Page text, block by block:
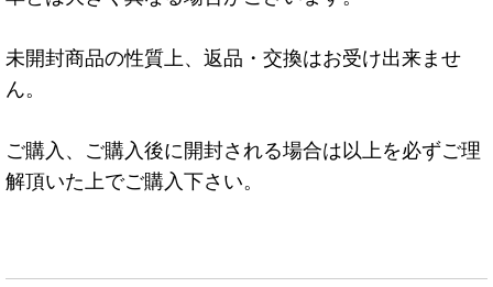
未開封商品の性質上、返品・交換はお受け出来ませ
ん。
ご購入、ご購入後に開封される場合は以上を必ずご理
解頂いた上でご購入下さい。